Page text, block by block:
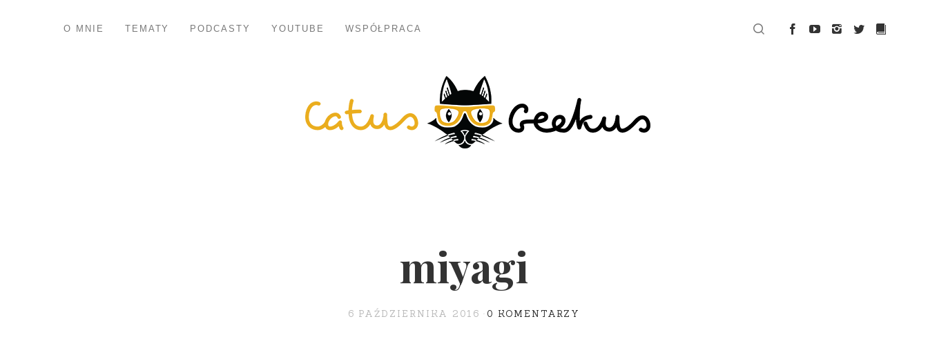
O MNIE TEMATY PODCASTY YOUTUBE WSPÓŁPRACA
miyagi
6 PAŹDZIERNIKA 2016 0 KOMENTARZY